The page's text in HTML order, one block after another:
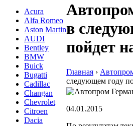
Acura
Alfa Romeo
Aston Martin
AUDI
Bentley
BMW
Buick
Bugatti
Cadillac
Changan
Chevrolet
Citroen
Dacia
в
пойдет
Главная ›
следующем году
04.01.2015